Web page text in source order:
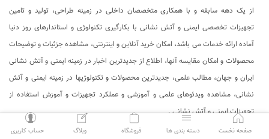
home
صفحه نخست
bars
دسته بندی ها
bag
فروشگاه
compose
وبلاگ
person
حساب کاربری
از یک دهه سابقه و با همکاری متخصصان داخلی در زمینه طراحی، تولید و تامین
تجهیزات تخصصی ایمنی و آتش نشانی با بکارگیری تکنولوژی و استاندارهای روز دنیا
آماده ارائه خدمات می باشد، امکان خرید آنلاین و اینترنتی، مشاهده جزئیات و توضیحات
محصولات و امکان مقایسه آنها، اطلاع از جدیدترین اخبار در زمینه ایمنی و آتش نشانی
ایران و جهان، مطالب علمی، جدیدترین محصولات و تکنولوژیها در زمینه ایمنی و آتش
نشانی، مشاهده ویدئوهای علمی و آموزشی و عملکرد تجهیزات و آموزش استفاده از
تجهیزات ایمنی و آتش نشانی .